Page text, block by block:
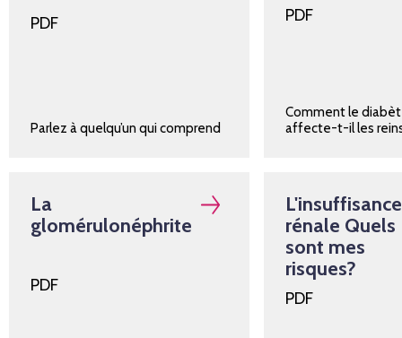
PDF
Parlez à quelqu’un qui comprend
PDF
Comment le
affecte-t-il les
La
glomérulonéphrite
PDF
L'insuffisance
rénale Quels
sont mes
risques?
PDF